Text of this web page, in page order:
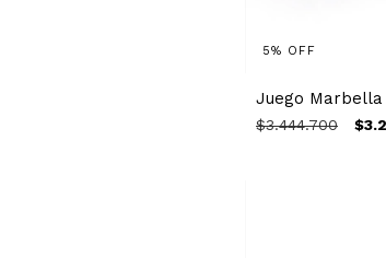
5% OFF
Juego Marbella
$3.444.700